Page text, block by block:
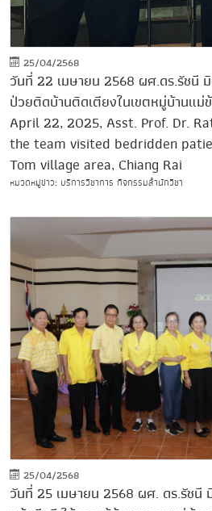
25/04/2568
วันที่ 22 เมษายน 2568 ผศ.ดร.รัชนี
ป่วยติดบ้านติดเตียงในเขตหมู่บ้านแม่
April 22, 2025, Asst. Prof. Dr.
the team visited bedridden
Tom village area, Chiang Rai
หมวดหมู่ข่าว: บริการวิชาการ กิจกรรมสำนักวิชา
25/04/2568
วันที่ 25 เมษายน 2568 ผศ. ดร.รัช